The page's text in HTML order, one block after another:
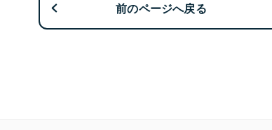
前のページへ戻る